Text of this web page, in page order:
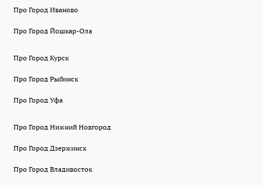
Про Город Иваново
Про Город Йошкар-Ола
Про Город Курск
Про Город Рыбинск
Про Город Уфа
Про Город Нижний Новгород
Про Город Дзержинск
Про Город Владивосток